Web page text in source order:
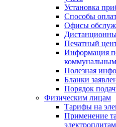
Установка
Способы
Офисы
Печатный
Информация
Полезная
Бланки
Порядок
Физическим лицам
Тарифы на
Применение